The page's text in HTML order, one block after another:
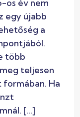
os év nem
egy újabb
a
több
teljesen
Ha
[…]